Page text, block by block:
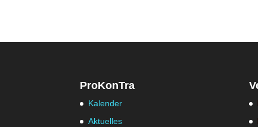
ProKonTra
Kalender
Aktuelles